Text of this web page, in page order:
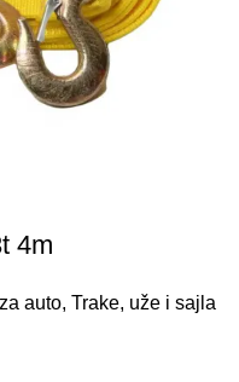
4m
auto, Trake, uže i sajla